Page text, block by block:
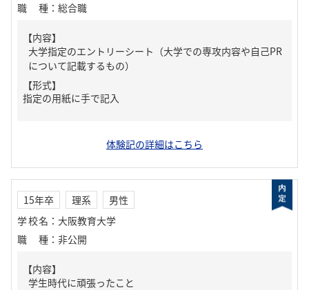
職種 ： 総合職
【内容】
大学指定のエントリーシート（大学での専攻内容や自己PR
について記載するもの）
【形式】
指定の用紙に手で記入
体験記の詳細はこちら
15年卒 理系
男性
学校名 ： 大阪教育大学
職種 ： 非公開
【内容】
学生時代に頑張ったこと